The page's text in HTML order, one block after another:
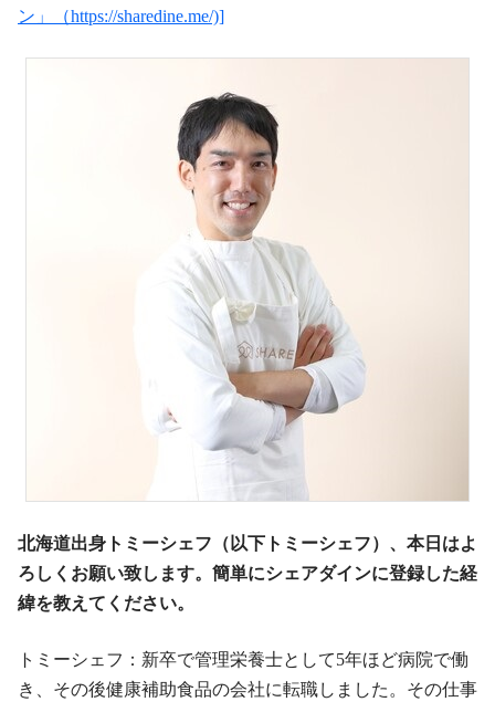
ン」（https://sharedine.me/)]
北海道出身トミーシェフ（以下トミーシェフ）、本日はよ
ろしくお願い致します。簡単にシェアダインに登録した経
緯を教えてください。
トミーシェフ：新卒で管理栄養士として5年ほど病院で働
き、その後健康補助食品の会社に転職しました。その仕事